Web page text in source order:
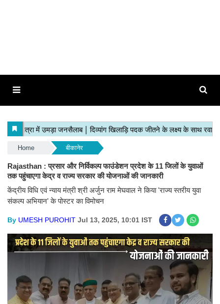
Home बीकानेर
Rajasthan : प्रसार और निर्विकल्प फाउंडेशन प्रदेश के 11 जिलों के युवाओं
तक पहुंचाएगा केद्र व राज्य सरकार की योजनाओं की जानकारी
केंद्रीय विधि एवं न्याय मंत्री श्री अर्जुन राम मेघवाल ने किया 'राज्य स्तरीय युवा
संकल्प अभियान' के पोस्टर का विमोचन
By UMESH PUROHIT Jul 13, 2025, 10:01 IST